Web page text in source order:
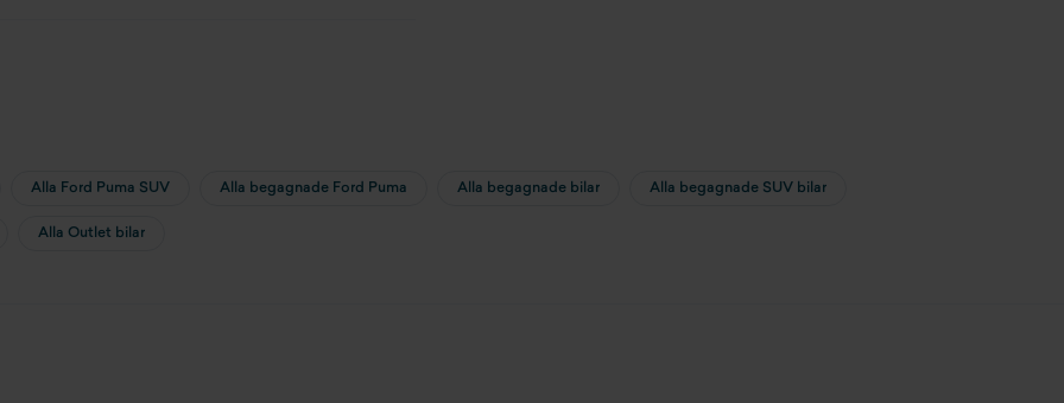
Alla Ford Puma SUV Alla begagnade Ford Puma Alla begagnade bilar Alla begagnade SUV bilar
Alla Outlet bilar